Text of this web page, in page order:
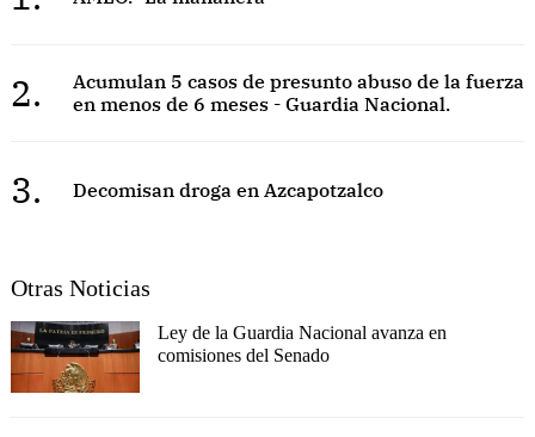
2.
Acumulan 5 casos de presunto abuso de la fuerza
en menos de 6 meses - Guardia Nacional.
3. Decomisan droga en Azcapotzalco
Otras Noticias
Ley de la Guardia Nacional avanza en
comisiones del Senado